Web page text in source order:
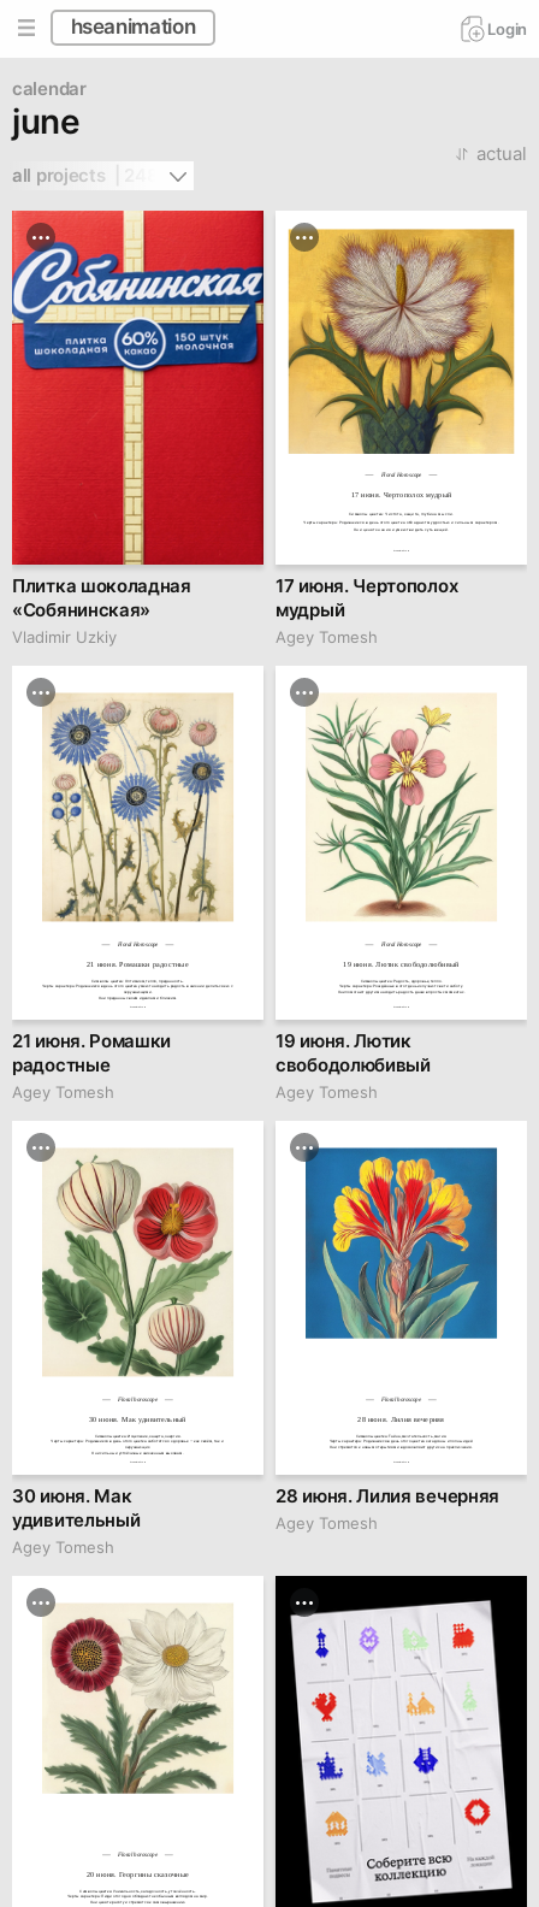
hseanimation Login
calendar
june
all projects  | 248
actual
Плитка шоколадная
«Собянинская»
Vladimir Uzkiy
Floral Horoscope
17 июня. Чертополох мудрый
Символы цветка: Чистота, защита, глубина мысли.
Черты характера: Родившиеся в день этого цветка обладают мудростью и сильным характером.
Они ценят знания и умеют видеть суть вещей.
hseanimation.ru
17 июня. Чертополох
мудрый
Agey Tomesh
Floral Horoscope
21 июня. Ромашки радостные
Символы цветка: Оптимизм, тепло, преданность.
Черты характера: Родившиеся в день этого цветка умеют находить радость в жизни и делиться ею с
окружающими.
Они преданны своим идеалам и близким.
21 июня. Ромашки
радостные
Agey Tomesh
Floral Horoscope
19 июня. Лютик свободолюбивый
Символы цветка: Радость, здоровье, тепло.
Черты характера: Рождённые в этот день излучают свет и заботу.
Они помогают другим находить радость даже в простых моментах.
19 июня. Лютик
свободолюбивый
Agey Tomesh
Floral horoscope
30 июня. Мак удивительный
Символы цветка: Исцеление, защита, энергия.
Черты характера: Родившиеся в день этого цветка заботятся о здоровье — как своём, так и
окружающих.
Они сильны и устойчивы к жизненным вызовам.
30 июня. Мак
удивительный
Agey Tomesh
Floral horoscope
28 июня. Лилия вечерняя
Символы цветка: Тайна, мечтательность, магия.
Черты характера: Родившиеся в день этого цветка загадочны и полны идей.
Они стремятся к новым открытиям и вдохновляют других на приключения.
28 июня. Лилия вечерняя
Agey Tomesh
Floral horoscope
20 июня. Георгины сказочные
Символы цветка: Уникальность, загадочность, утончённость.
Черты характера: Люди этого дня обладают необычным взглядом на мир.
Они ценят красоту и стремятся к самовыражению.